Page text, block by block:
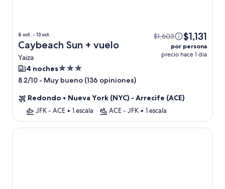
8 oct. - 13 oct.
Caybeach Sun + vuelo
Yaiza
$1,603 $1,131
por persona
precio hace 1 día
4 nochesPropiedad
de
estrellas
8.2/10 - Muy bueno (136 opiniones)
Redondo • Nueva York (NYC) - Arrecife (ACE)
JFK - ACE • 1 escala ACE - JFK • 1 escala
Hotel Riu Paraiso Lanzarote - All Inclusive